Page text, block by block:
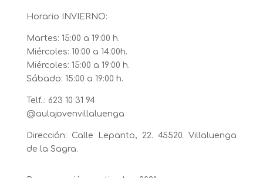
Horario INVIERNO:
Martes: 15:00 a 19:00 h.
Miércoles: 10:00 a 14:00h.
Miércoles: 15:00 a 19:00 h.
Sábado: 15:00 a 19:00 h.
Telf..: 623 10 31 94
@aulajovenvillaluenga
Dirección: Calle Lepanto, 22. 45520. Villaluenga
de la Sagra.